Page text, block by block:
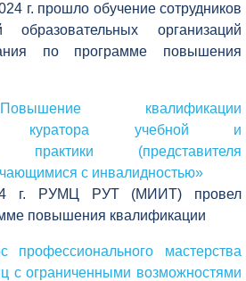
г. прошло обучение сотрудников
образовательных организаций
по программе повышения
Повышение квалификации
куратора учебной и
практики (представителя
с инвалидностью»
г. РУМЦ РУТ (МИИТ) провел
повышения квалификации
профессионального мастерства
с ограниченными возможностями